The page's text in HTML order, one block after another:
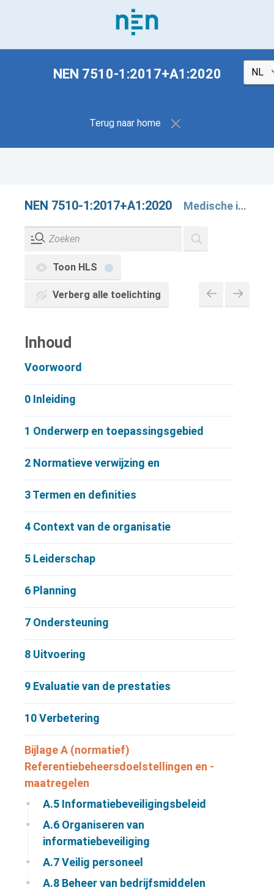
NEN 7510-1:2017+A1:2020
Terug naar home
NEN 7510-1:2017+A1:2020 Medische informatica - Informatiebeveiliging in de zorg - Deel 1: Managementsysteem
Toon HLS
Verberg alle toelichting
Inhoud
Voorwoord
0 Inleiding
1 Onderwerp en toepassingsgebied
2 Normatieve verwijzing en
3Termen en definities
4 Context van de organisatie
5 Leiderschap
6 Planning
7 Ondersteuning
8 Uitvoering
9 Evaluatie van de prestaties
10Verbetering
Bijlage A (normatief)
Referentiebeheersdoelstellingen en -
maatregelen
A.5 Informatiebeveiligingsbeleid
A.6 Organiseren van
informatiebeveiliging
A.7Veilig personeel
A.8 Beheer van bedrijfsmiddelen